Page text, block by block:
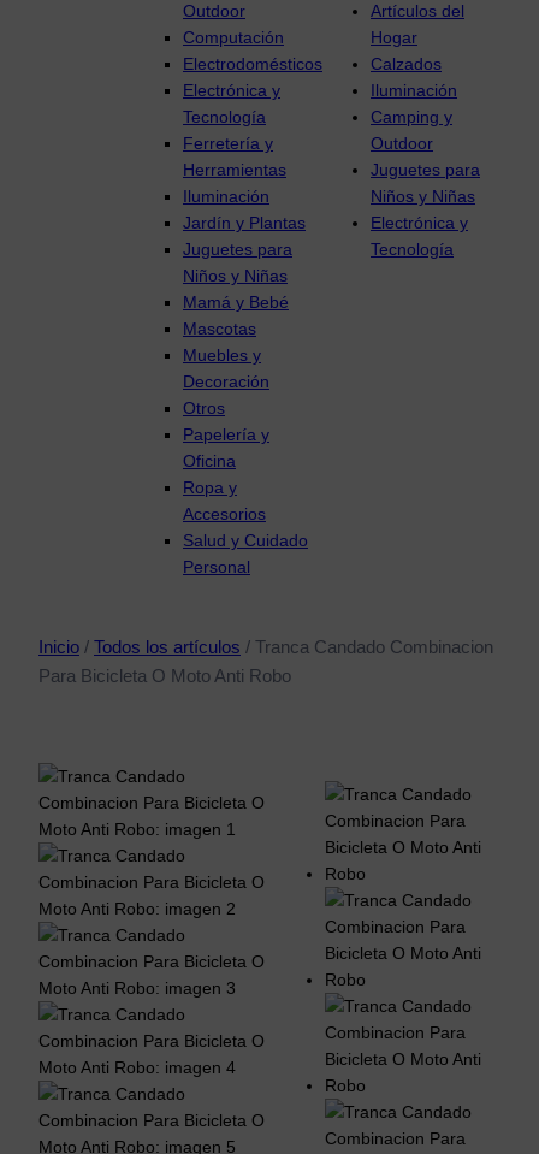
Outdoor
Computación
Electrodomésticos
Electrónica y
Tecnología
Ferretería y
Herramientas
Iluminación
Jardín y Plantas
Juguetes para
Niños y Niñas
Mamá y Bebé
Mascotas
Muebles y
Decoración
Otros
Papelería y
Oficina
Ropa y
Accesorios
Salud y Cuidado
Personal
Artículos del
Hogar
Calzados
Iluminación
Camping y
Outdoor
Juguetes para
Niños y Niñas
Electrónica y
Tecnología
Inicio / Todos los artículos / Tranca Candado Combinacion
Para Bicicleta O Moto Anti Robo